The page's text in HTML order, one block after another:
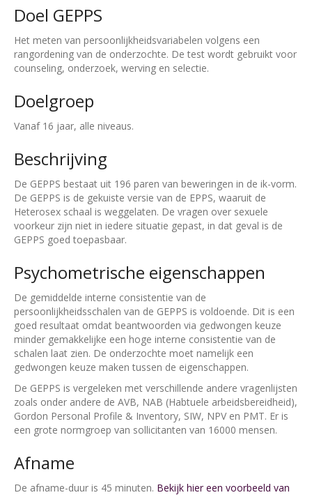
Doel GEPPS
Het meten van persoonlijkheidsvariabelen volgens een
rangordening van de onderzochte. De test wordt gebruikt voor
counseling, onderzoek, werving en selectie.
Doelgroep
Vanaf 16 jaar, alle niveaus.
Beschrijving
De GEPPS bestaat uit 196 paren van beweringen in de ik-vorm.
De GEPPS is de gekuiste versie van de EPPS, waaruit de
Heterosex schaal is weggelaten. De vragen over sexuele
voorkeur zijn niet in iedere situatie gepast, in dat geval is de
GEPPS goed toepasbaar.
Psychometrische eigenschappen
De gemiddelde interne consistentie van de
persoonlijkheidsschalen van de GEPPS is voldoende. Dit is een
goed resultaat omdat beantwoorden via gedwongen keuze
minder gemakkelijke een hoge interne consistentie van de
schalen laat zien. De onderzochte moet namelijk een
gedwongen keuze maken tussen de eigenschappen.
De GEPPS is vergeleken met verschillende andere vragenlijsten
zoals onder andere de AVB, NAB (Habtuele arbeidsbereidheid),
Gordon Personal Profile & Inventory, SIW, NPV en PMT. Er is
een grote normgroep van sollicitanten van 16000 mensen.
Afname
De afname-duur is 45 minuten. Bekijk hier een voorbeeld van